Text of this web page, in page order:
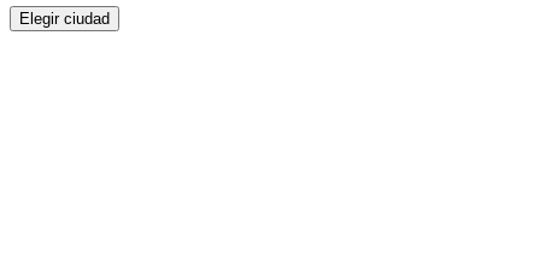
Elegir ciudad